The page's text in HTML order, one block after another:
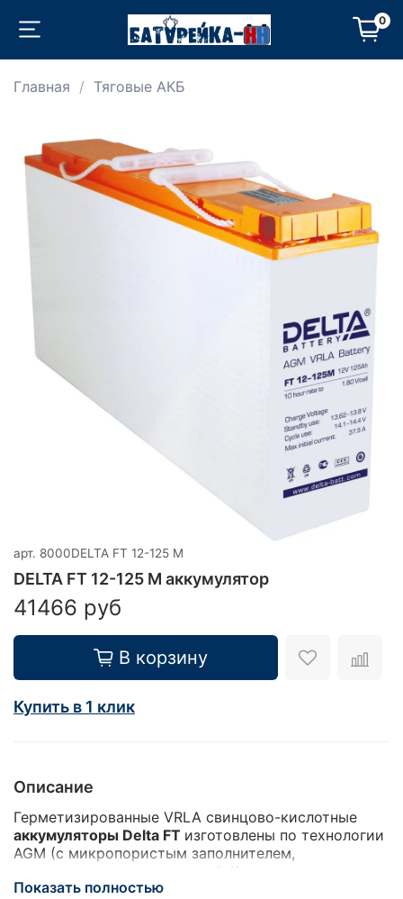
0
Главная Тяговые АКБ
арт. 8000DELTA FT 12-125 M
DELTA FT 12-125 M аккумулятор
41466 руб
В корзину
Купить в 1 клик
Описание
Герметизированные VRLA cвинцово-кислотные
аккумуляторы Delta FT изготовлены по технологии
AGM (с микропористым заполнителем,
пропитанным электролитом). Конструкция
оптимизирована для установки в 19" и 23" шкафы и
Показать полностью